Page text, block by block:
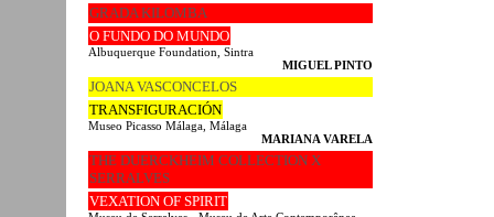
GRADA KILOMBA
O FUNDO DO MUNDO
Albuquerque Foundation, Sintra
MIGUEL PINTO
JOANA VASCONCELOS
TRANSFIGURACIÓN
Museo Picasso Málaga, Málaga
MARIANA VARELA
THE DUERCKHEIM COLLECTION X
SERRALVES
VEXATION OF SPIRIT